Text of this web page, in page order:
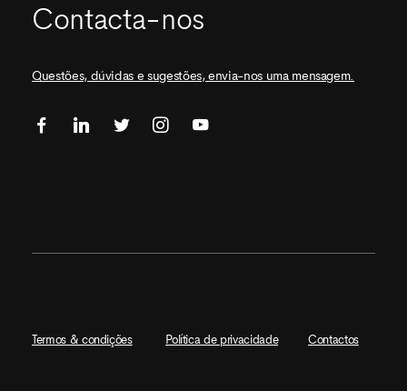
Contacta-nos
Questões, dúvidas e sugestões, envia-nos uma mensagem.
Termos & condições Política de privacidade Contactos